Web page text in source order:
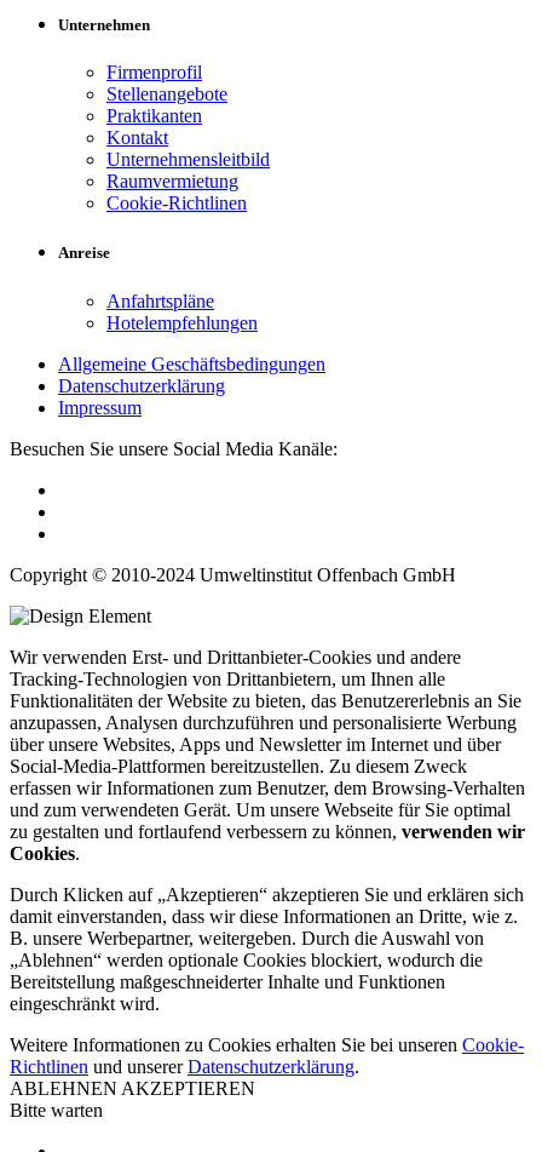
Unternehmen
Firmenprofil
Stellenangebote
Praktikanten
Kontakt
Unternehmensleitbild
Raumvermietung
Cookie-Richtlinen
Anreise
Anfahrtspläne
Hotelempfehlungen
Allgemeine Geschäftsbedingungen
Datenschutzerklärung
Impressum
Besuchen Sie unsere Social Media Kanäle:
Copyright © 2010-2024 Umweltinstitut Offenbach GmbH
Wir verwenden Erst- und Drittanbieter-Cookies und andere
Tracking-Technologien von Drittanbietern, um Ihnen alle
Funktionalitäten der Website zu bieten, das Benutzererlebnis an Sie
anzupassen, Analysen durchzuführen und personalisierte Werbung
über unsere Websites, Apps und Newsletter im Internet und über
Social-Media-Plattformen bereitzustellen. Zu diesem Zweck
erfassen wir Informationen zum Benutzer, dem Browsing-Verhalten
und zum verwendeten Gerät. Um unsere Webseite für Sie optimal
zu gestalten und fortlaufend verbessern zu können, verwenden wir
Cookies.
Durch Klicken auf „Akzeptieren“ akzeptieren Sie und erklären sich
damit einverstanden, dass wir diese Informationen an Dritte, wie z.
B. unsere Werbepartner, weitergeben. Durch die Auswahl von
„Ablehnen“ werden optionale Cookies blockiert, wodurch die
Bereitstellung maßgeschneiderter Inhalte und Funktionen
eingeschränkt wird.
Weitere Informationen zu Cookies erhalten Sie bei unseren Cookie-
Richtlinen und unsererDatenschutzerklärung.
ABLEHNEN AKZEPTIEREN
Bitte warten